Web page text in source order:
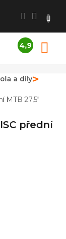
4,9
obchodu
je
z
a díly
MTB 27,5"
přední